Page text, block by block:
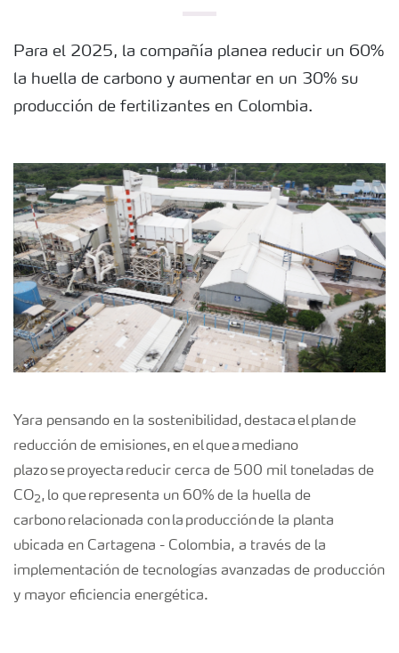
Para el 2025, la compañía planea reducir un 60%
la huella de carbono y aumentar en un 30% su
producción de fertilizantes en Colombia.
Yara pensando en la sostenibilidad, destaca el plan de
reducción de emisiones, en el que a mediano
plazo se proyecta reducir cerca de 500 mil toneladas de
CO2, lo que representa un 60% de la huella de
carbono relacionada con la producción de la planta
ubicada en Cartagena - Colombia, a través de la
implementación de tecnologías avanzadas de producción
y mayor eficiencia energética.